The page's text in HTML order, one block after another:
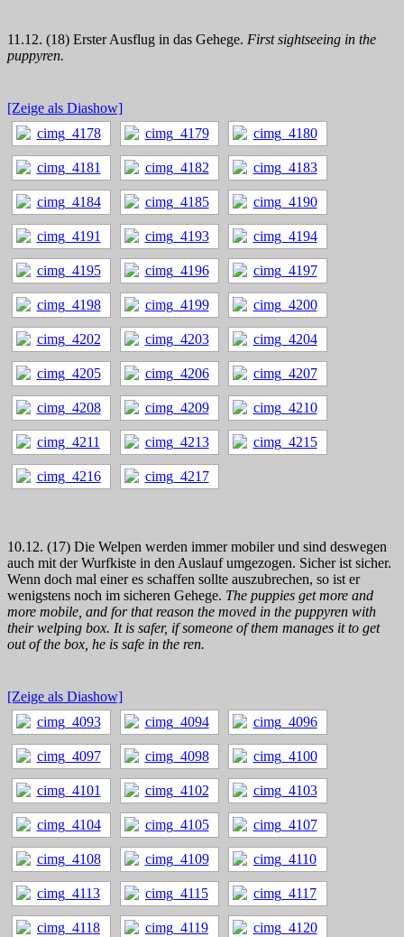
11.12. (18) Erster Ausflug in das Gehege. First sightseeing in the
puppyren.
[Zeige als Diashow]
10.12. (17) Die Welpen werden immer mobiler und sind deswegen
auch mit der Wurfkiste in den Auslauf umgezogen. Sicher ist sicher.
Wenn doch mal einer es schaffen sollte auszubrechen, so ist er
wenigstens noch im sicheren Gehege. The puppies get more and
more mobile, and for that reason the moved in the puppyren with
their welping box. It is safer, if someone of them manages it to get
out of the box, he is safe in the ren.
[Zeige als Diashow]